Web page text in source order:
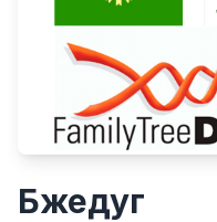
Бжедуг